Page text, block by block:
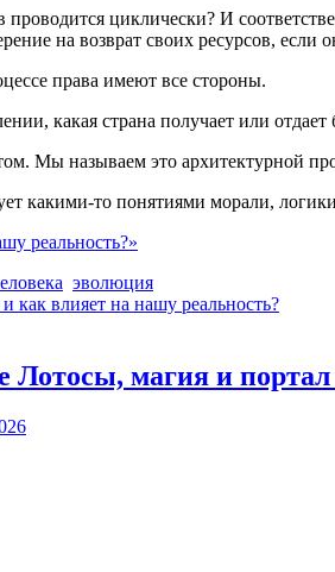
циклически? И
на возврат своих ресурсов,
права имеют все стороны.
какая страна получает или
Мы называем это архитектурной
какими-то понятиями морали,
реальность?»
эволюция
как влияет на нашу реальность?
магия и портал